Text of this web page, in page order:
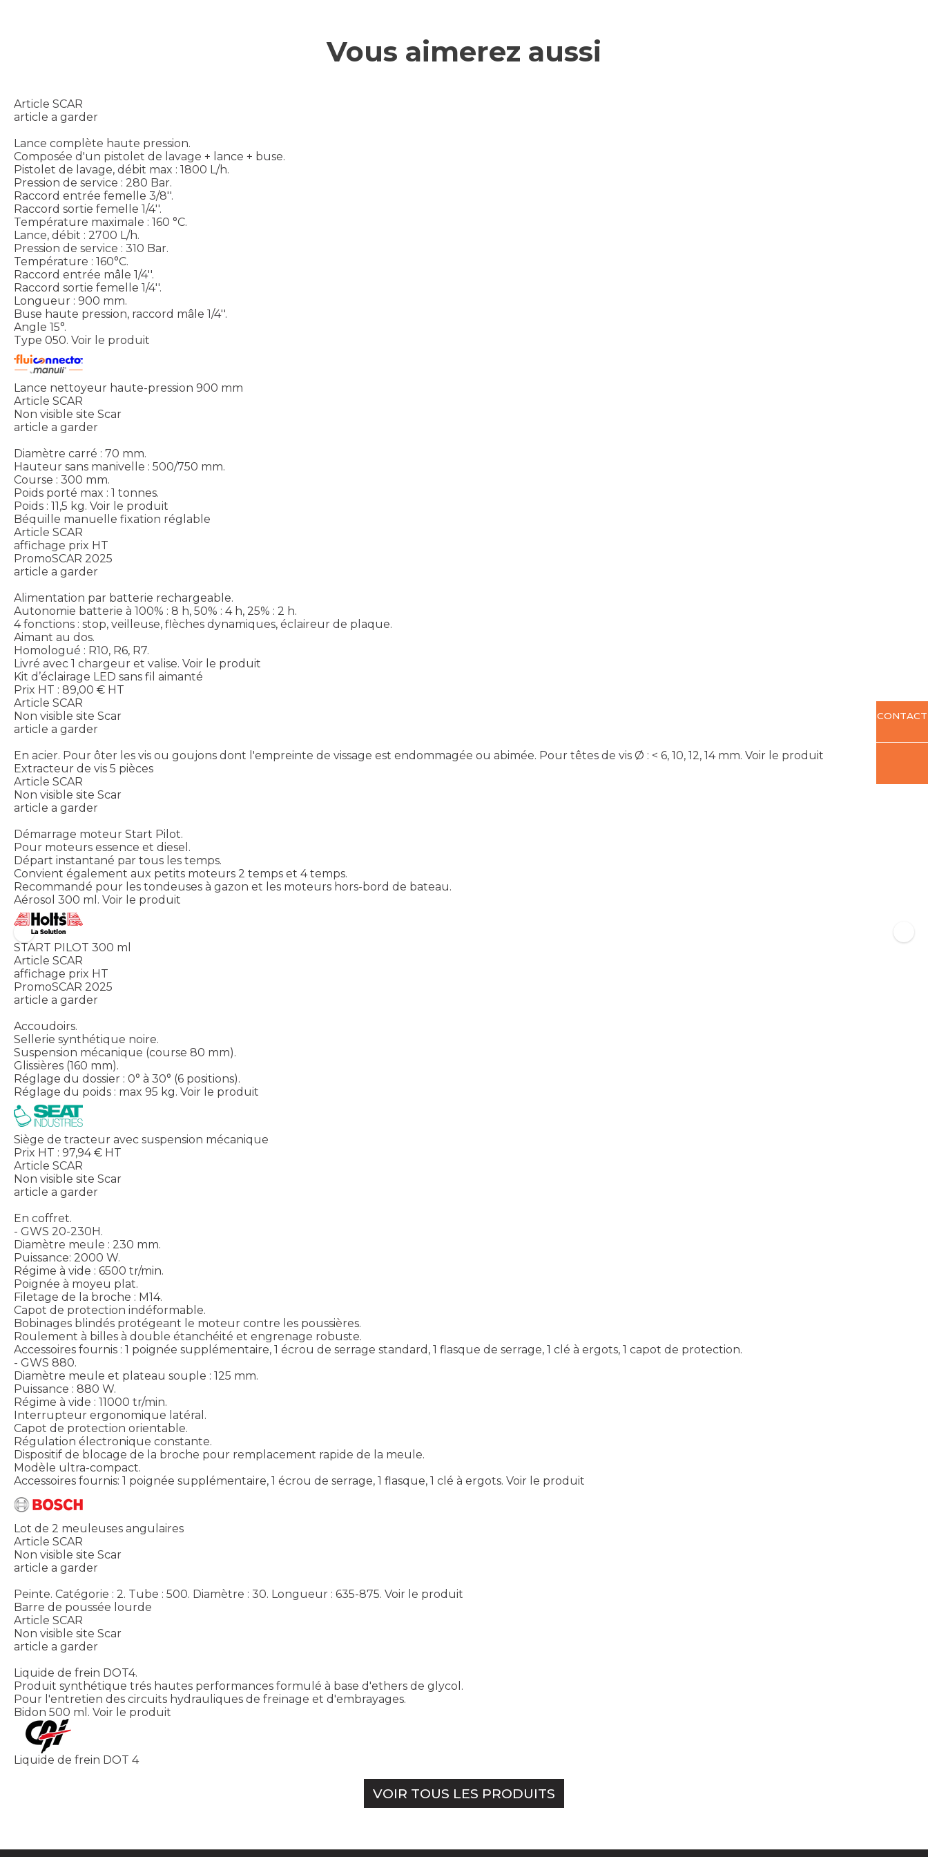
Vous aimerez aussi
Article SCAR
article a garder
Lance complète haute pression.
Composée d'un pistolet de lavage + lance + buse.
Pistolet de lavage, débit max : 1800 L/h.
Pression de service : 280 Bar.
Raccord entrée femelle 3/8''.
Raccord sortie femelle 1/4''.
Température maximale : 160 °C.
Lance, débit : 2700 L/h.
Pression de service : 310 Bar.
Température : 160°C.
Raccord entrée mâle 1/4''.
Raccord sortie femelle 1/4''.
Longueur : 900 mm.
Buse haute pression, raccord mâle 1/4''.
Angle 15°.
Type 050. Voir le produit
Lance nettoyeur haute-pression 900 mm
Article SCAR
Non visible site Scar
article a garder
Diamètre carré : 70 mm.
Hauteur sans manivelle : 500/750 mm.
Course : 300 mm.
Poids porté max : 1 tonnes.
Poids : 11,5 kg. Voir le produit
Béquille manuelle fixation réglable
Article SCAR
affichage prix HT
PromoSCAR 2025
article a garder
Alimentation par batterie rechargeable.
Autonomie batterie à 100% : 8 h, 50% : 4 h, 25% : 2 h.
4 fonctions : stop, veilleuse, flèches dynamiques, éclaireur de plaque.
Aimant au dos.
Homologué : R10, R6, R7.
Livré avec 1 chargeur et valise. Voir le produit
Kit d’éclairage LED sans fil aimanté
Prix HT : 89,00 € HT
Article SCAR
Non visible site Scar
article a garder
En acier. Pour ôter les vis ou goujons dont l'empreinte de vissage est endommagée ou abimée. Pour têtes de vis Ø : < 6, 10, 12, 14 mm. Voir le produit
Extracteur de vis 5 pièces
Article SCAR
Non visible site Scar
article a garder
Démarrage moteur Start Pilot.
Pour moteurs essence et diesel.
Départ instantané par tous les temps.
Convient également aux petits moteurs 2 temps et 4 temps.
Recommandé pour les tondeuses à gazon et les moteurs hors-bord de bateau.
Aérosol 300 ml. Voir le produit
START PILOT 300 ml
Article SCAR
affichage prix HT
PromoSCAR 2025
article a garder
Accoudoirs.
Sellerie synthétique noire.
Suspension mécanique (course 80 mm).
Glissières (160 mm).
Réglage du dossier : 0° à 30° (6 positions).
Réglage du poids : max 95 kg. Voir le produit
Siège de tracteur avec suspension mécanique
Prix HT : 97,94€ HT
Article SCAR
Non visible site Scar
article a garder
En coffret.
- GWS 20-230H.
Diamètre meule : 230 mm.
Puissance: 2000 W.
Régime à vide : 6500 tr/min.
Poignée à moyeu plat.
Filetage de la broche : M14.
Capot de protection indéformable.
Bobinages blindés protégeant le moteur contre les poussières.
Roulement à billes à double étanchéité et engrenage robuste.
Accessoires fournis : 1 poignée supplémentaire, 1 écrou de serrage standard, 1 flasque de serrage, 1 clé à ergots, 1 capot de protection.
- GWS 880.
Diamètre meule et plateau souple : 125 mm.
Puissance : 880 W.
Régime à vide : 11000 tr/min.
Interrupteur ergonomique latéral.
Capot de protection orientable.
Régulation électronique constante.
Dispositif de blocage de la broche pour remplacement rapide de la meule.
Modèle ultra-compact.
Accessoires fournis: 1 poignée supplémentaire, 1 écrou de serrage, 1 flasque, 1 clé à ergots. Voir le produit
Lot de 2 meuleuses angulaires
Article SCAR
Non visible site Scar
article a garder
Peinte. Catégorie : 2. Tube : 500. Diamètre : 30. Longueur : 635-875. Voir le produit
Barre de poussée lourde
Article SCAR
Non visible site Scar
article a garder
Liquide de frein DOT4.
Produit synthétique trés hautes performances formulé à base d'ethers de glycol.
Pour l'entretien des circuits hydrauliques de freinage et d'embrayages.
Bidon 500 ml. Voir le produit
Liquide de frein DOT 4
VOIR TOUS LES PRODUITS
CONTACT